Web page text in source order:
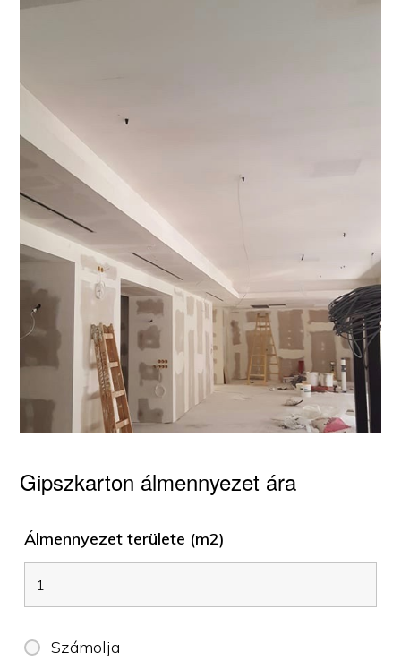
Gipszkarton álmennyezet ára
Álmennyezet területe (m2)
Számolja